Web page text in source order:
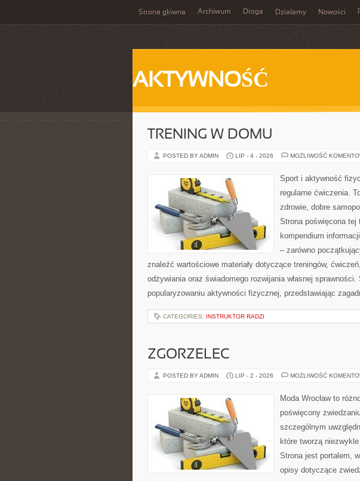
Strona główna Archiwum Droga Działamy Nowości
AKTYWNOŚĆ
TRENING W DOMU
POSTED BY ADMIN LIP - 4 - 2026 MOŻLIWOŚĆ
Sport i aktywność
regularne ćwiczenia.
zdrowie, dobre
Strona poświęcona tej
kompendium
– zarówno
znaleźć wartościowe materiały dotyczące treningów,
odżywiania oraz świadomego rozwijania własnej
popularyzowaniu aktywności fizycznej, przedstawiając
CATEGORIES: INSTRUKTOR RADZI
ZGORZELEC
POSTED BY ADMIN LIP - 2 - 2026 MOŻLIWOŚĆ
Moda Wrocław to
poświęcony
szczególnym
które tworzą
Strona jest portalem,
opisy dotyczące